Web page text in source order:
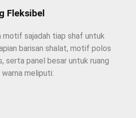
Fleksibel
motif sajadah tiap shaf untuk
barisan shalat, motif polos
serta panel besar untuk ruang
warna meliputi: